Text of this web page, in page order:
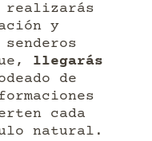
realizarás
y
llegarás
de
cada
natural.